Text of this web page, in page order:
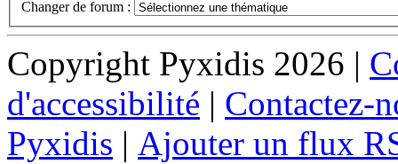
Changer de forum :
Copyright Pyxidis 2026 |
d'accessibilité | Contactez-
Pyxidis | Ajouter un flux